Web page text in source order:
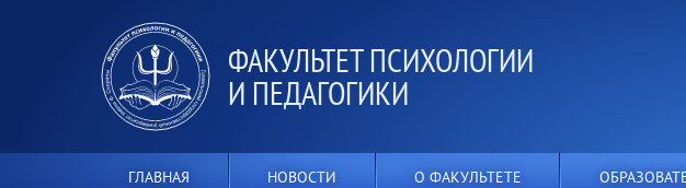
ФАКУЛЬТЕТ ПСИХОЛОГИИ
И ПЕДАГОГИКИ
ГЛАВНАЯ НОВОСТИ О ФАКУЛЬТЕТЕ